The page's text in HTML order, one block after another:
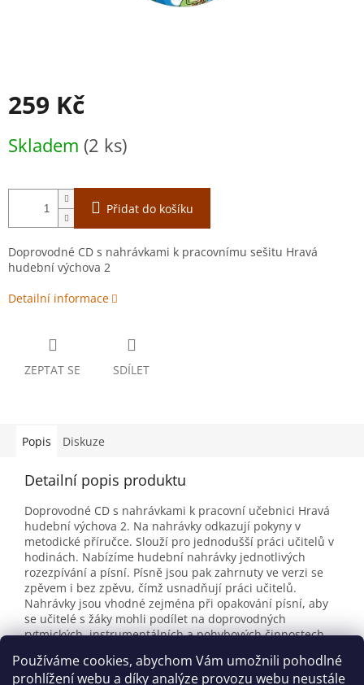
Používáme cookies, abychom Vám umožnili pohodlné
prohlížení webu a díky analýze provozu webu neustále
259 Kč
cena:
Skladem (2 ks)
Přidat do košíku
Doprovodné CD s nahrávkami k pracovnímu sešitu Hravá
hudební výchova 2
Detailní informace
ZEPTAT SE SDÍLET
Popis Diskuze
Detailní popis produktu
Doprovodné CD s nahrávkami k pracovní učebnici Hravá
hudební výchova 2. Na nahrávky odkazují pokyny v
metodické příručce. Slouží pro jednodušší práci učitelů v
hodinách. Nabízíme hudební nahrávky jednotlivých
rozezpívání a písní. Písně jsou pak zahrnuty ve verzi se
zpěvem i bez zpěvu, čímž usnadňují práci učitelů.
Nahrávky jsou vhodné zejména při opakování písní, aby
se učitelé s žáky mohli podílet na doprovodných
rytmických, instrumentálních a pohybových činnostech.
v nezpívané verzi.